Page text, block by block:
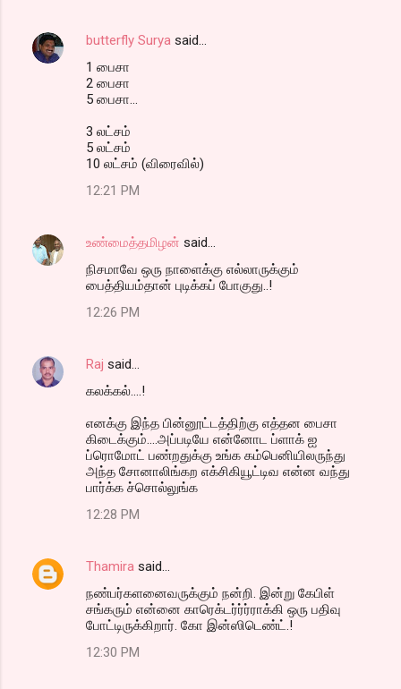
butterfly Surya said…
1 பைசா
2 பைசா
5 பைசா...
3 லட்சம்
5 லட்சம்
10 லட்சம் (விரைவில்)
12:21 PM
உண்மைத்தமிழன் said…
நிசமாவே ஒரு நாளைக்கு எல்லாருக்கும்
பைத்தியம்தான் புடிக்கப் போகுது..!
12:26 PM
Raj said…
கலக்கல்....!
எனக்கு இந்த பின்னூட்டத்திற்கு எத்தன பைசா
கிடைக்கும்....அப்படியே என்னோட ப்ளாக் ஐ
ப்ரொமோட் பண்றதுக்கு உங்க கம்பெனியிலருந்து
அந்த சோனாலிங்கற எக்சிகியூட்டிவ என்ன வந்து
பார்க்க ச்சொல்லுங்க
12:28 PM
Thamira said…
நண்பர்களனைவருக்கும் நன்றி. இன்று கேபிள்
சங்கரும் என்னை காரெக்டர்ர்ர்ராக்கி ஒரு பதிவு
போட்டிருக்கிறார். கோ இன்ஸிடெண்ட்.!
12:30 PM